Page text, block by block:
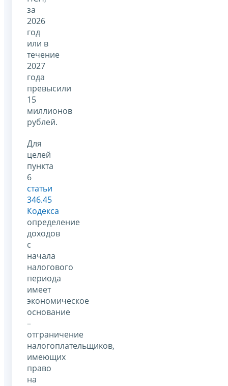
за
2026
год
или в
течение
2027
года
превысили
15
миллионов
рублей.
Для
целей
пункта
6
статьи
346.45
Кодекса
определение
доходов
с
начала
налогового
периода
имеет
экономическое
основание
–
отграничение
налогоплательщиков,
имеющих
право
на